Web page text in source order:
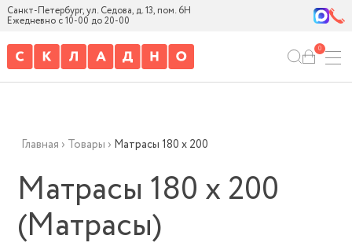
Санкт-Петербург, ул. Седова, д. 13, пом. 6Н
Ежедневно с 10-00 до 20-00
0
Главная › Товары › Матрасы 180 х 200
Матрасы 180 х 200
(Матрасы)